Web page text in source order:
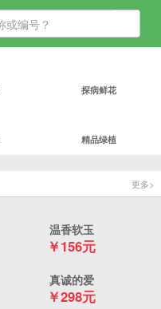
探病鲜花
精品绿植
更多>
温香软玉
￥156元
真诚的爱
￥298元